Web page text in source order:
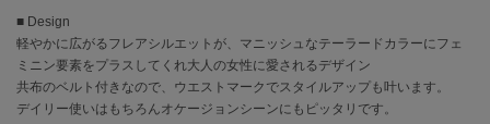
COLE HAAN
コール ハーン
CONVERSE
■ Design
軽やかに広がるフレアシルエットが、マニッシュなテーラードカラーにフェ
ミニン要素をプラスしてくれ大人の女性に愛されるデザイン
共布のベルト付きなので、ウエストマークでスタイルアップも叶います。
デイリー使いはもちろんオケージョンシーンにもピッタリです。